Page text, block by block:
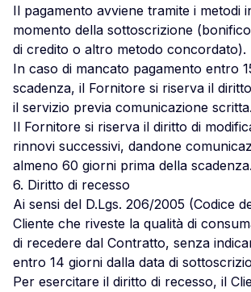
Il pagamento avviene tramite i metodi
momento della sottoscrizione
di credito o altro metodo concordato).
In caso di mancato pagamento entro
scadenza, il Fornitore si riserva il
il servizio previa comunicazione scritta.
Il Fornitore si riserva il diritto di
rinnovi successivi, dandone
almeno 60 giorni prima della scadenza.
6. Diritto di recesso
Ai sensi del D.Lgs. 206/2005 (Codice
Cliente che riveste la qualità di
di recedere dal Contratto, senza
entro 14 giorni dalla data di
Per esercitare il diritto di recesso, il